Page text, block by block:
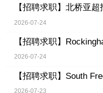
【招聘求职】 北桥亚超
2026-07-24
【招聘求职】
2026-07-24
【招聘求职】 South
2026-07-23